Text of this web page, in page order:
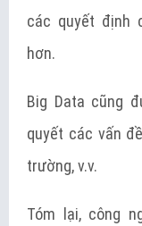
các quyết định
hơn.
Big Data cũng
quyết các vấn
trường, v.v.
Tóm lại, công